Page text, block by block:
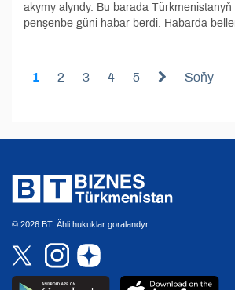
akymy alyndy. Bu barada
penşenbe güni habar berdi. Habarda
1 2 3 4 5 Soňy
© 2026 BT. Ähli hukuklar goralandyr.